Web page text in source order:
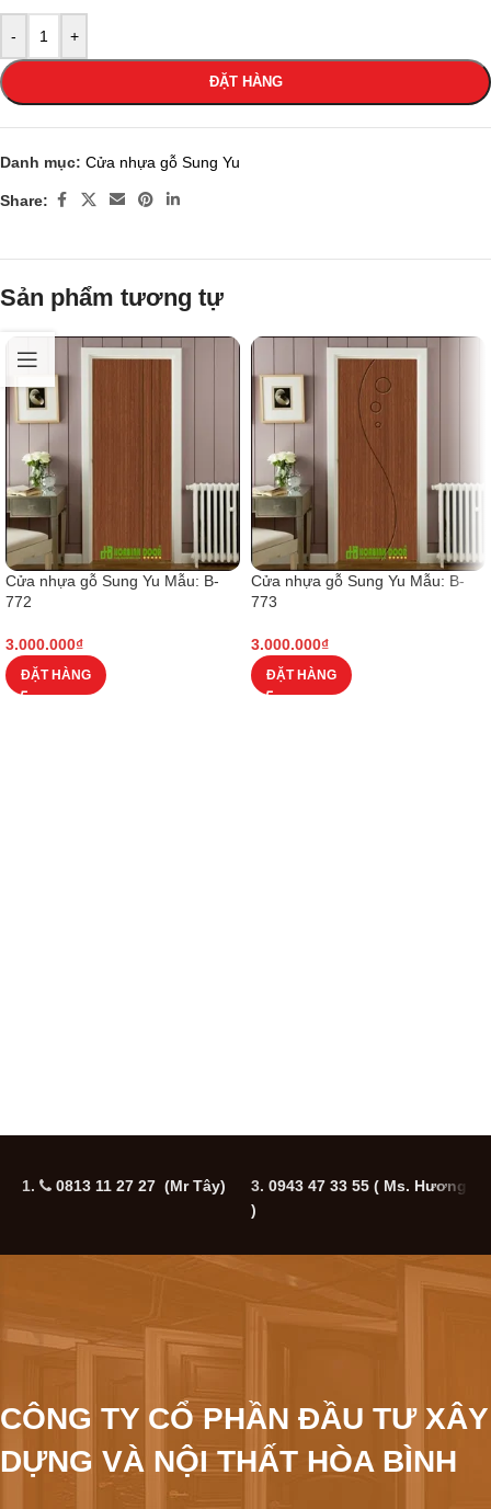
- +
ĐẶT HÀNG
Danh mục: Cửa nhựa gỗ Sung Yu
Share:
Sản phẩm tương tự
Cửa nhựa gỗ Sung Yu Mẫu: B-
772
3.000.000₫
ĐẶT HÀNG
Cửa nhựa gỗ Sung Yu Mẫu: B-
773
3.000.000₫
ĐẶT HÀNG
1. 0813 11 27 27 (Mr Tây) 3. 0943 47 33 55 ( Ms. Hương
)
CÔNG TY CỔ PHẦN ĐẦU TƯ XÂY
DỰNG VÀ NỘI THẤT HÒA BÌNH